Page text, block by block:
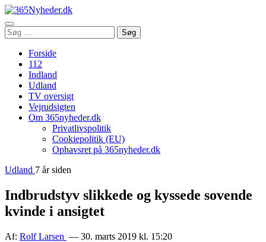
Åbn
menu
Søg
efter:
Søg
Forside
112
Indland
Udland
TV oversigt
Vejrudsigten
Om 365nyheder.dk
Privatlivspolitik
Cookiepolitik (EU)
Ophavsret på 365nyheder.dk
Udland 7 år siden
Indbrudstyv slikkede og kyssede sovende
kvinde i ansigtet
Af: Rolf Larsen — 30. marts 2019 kl. 15:20